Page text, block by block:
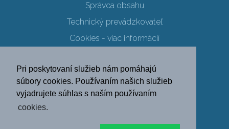
Pri poskytovaní služieb nám pomáhajú
súbory cookies. Používaním našich služieb
vyjadrujete súhlas s naším používaním
cookies.
Správca obsahu
Technický prevádzkovateľ
Cookies - viac informácií
Ochrana osobných údajov
SK EN DE
PL